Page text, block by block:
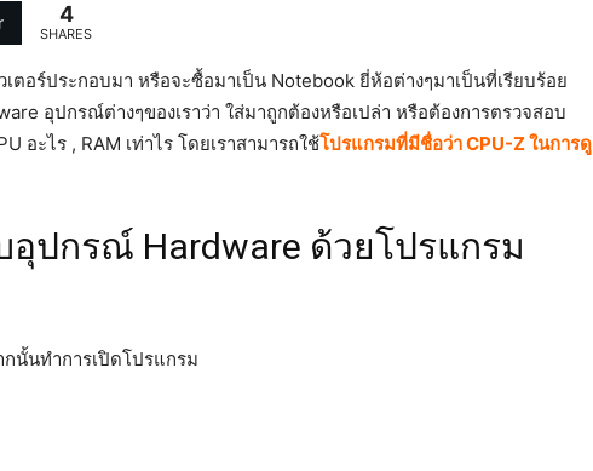
4
SHARES
ตอร์ประกอบมา หรือจะซื้อมาเป็น Notebook ยี่ห้อต่างๆมาเป็นที่เรียบร้อย
อุปกรณ์ต่างๆของเราว่า ใส่มาถูกต้องหรือเปล่า หรือต้องการตรวจสอบ
อะไร , RAM เท่าไร โดยเราสามารถใช้โปรแกรมที่มีชื่อว่า CPU-Z ในการดู
อุปกรณ์ Hardware ด้วยโปรแกรม
นั้นทำการเปิดโปรแกรม